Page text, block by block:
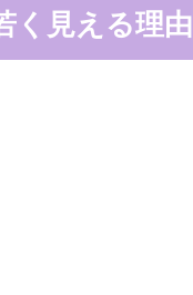
く見える理由